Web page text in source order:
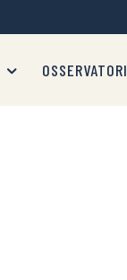
OSSERVATORI